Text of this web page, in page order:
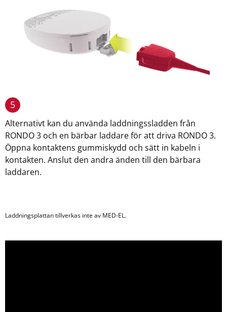
5
Alternativt kan du använda laddningssladden från
RONDO 3 och en bärbar laddare för att driva RONDO 3.
Öppna kontaktens gummiskydd och sätt in kabeln i
kontakten. Anslut den andra änden till den bärbara
laddaren.
Laddningsplattan tillverkas inte av MED-EL.